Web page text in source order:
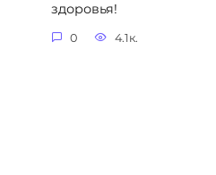
здоровья!
0 4.1к.